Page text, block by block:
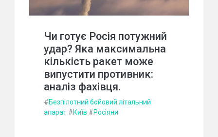
Чи готує Росія потужний
удар? Яка максимальна
кількість ракет може
випустити противник:
аналіз фахівця.
#Безпілотний бойовий літальний
апарат #Київ #Росіяни